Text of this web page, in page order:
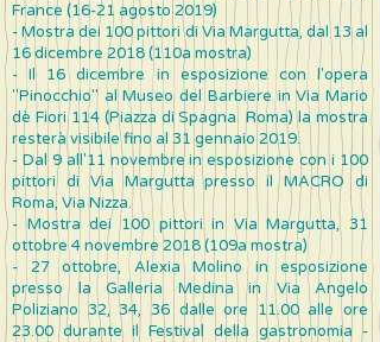
France (16-21 agosto 2019)
- Mostra dei 100 pittori di Via Margutta, dal 13 al
16 dicembre 2018 (110a mostra)
- Il 16 dicembre in esposizione con l'opera
"Pinocchio" al Museo del Barbiere in Via Mario
dè Fiori 114 (Piazza di Spagna Roma) la mostra
resterà visibile fino al 31 gennaio 2019.
- Dal 9 all'11 novembre in esposizione con i 100
pittori di Via Margutta presso il MACRO di
Roma, Via Nizza.
- Mostra dei 100 pittori in Via Margutta, 31
ottobre 4 novembre 2018 (109a mostra)
- 27 ottobre, Alexia Molino in esposizione
presso la Galleria Medina in Via Angelo
Poliziano 32, 34, 36 dalle ore 11.00 alle ore
23.00 durante il Festival della gastronomia -